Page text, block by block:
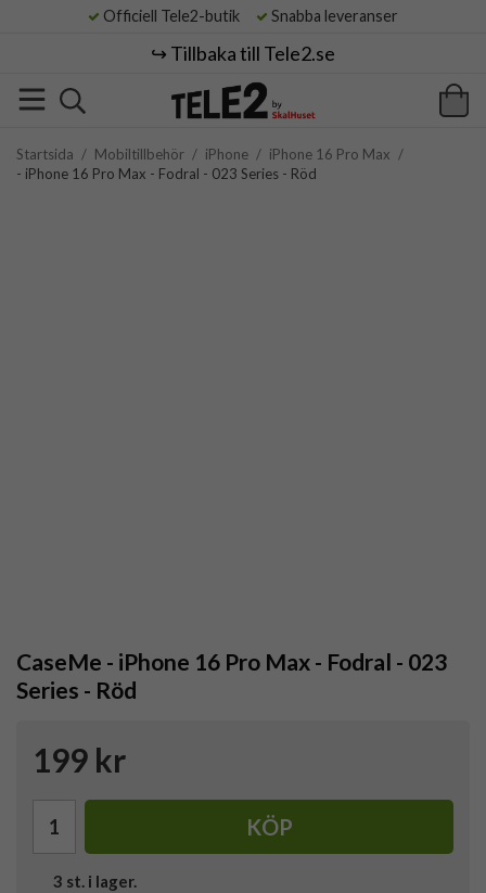
Officiell Tele2-butik Snabba leveranser
↪️ Tillbaka till Tele2.se
Startsida / Mobiltillbehör / iPhone / iPhone 16 Pro Max /
- iPhone 16 Pro Max - Fodral - 023 Series - Röd
CaseMe - iPhone 16 Pro Max - Fodral - 023
Series - Röd
199 kr
KÖP
3 st. i lager.